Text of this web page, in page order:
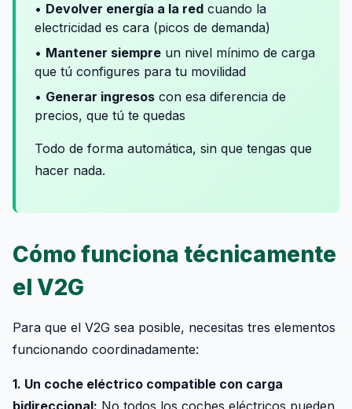
• Devolver energía a la red cuando la
electricidad es cara (picos de demanda)
• Mantener siempre un nivel mínimo de carga
que tú configures para tu movilidad
• Generar ingresos con esa diferencia de
precios, que tú te quedas
Todo de forma automática, sin que tengas que
hacer nada.
Cómo funciona técnicamente
el V2G
Para que el V2G sea posible, necesitas tres elementos
funcionando coordinadamente:
1. Un coche eléctrico compatible con carga